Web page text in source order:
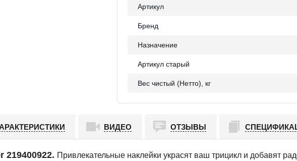
Артикул
Бренд
Назначение
Артикул старый
Вес чистый (Нетто), кг
ВИДЕО ОТЗЫВЫ
219400922. Привлекательные наклейки украсят ваш трицикл и добавят